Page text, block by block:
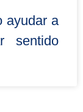
ayudar a
sentido